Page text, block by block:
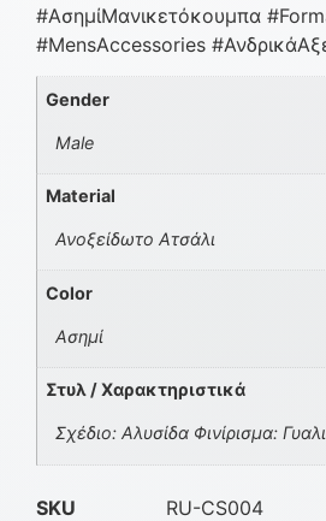
#ΑσημίΜανικετόκουμπα
#MensAccessories
Gender
Male
Material
Ανοξείδωτο Ατσάλι
Color
Ασημί
Στυλ / Χαρακτηριστικά
Σχέδιο: Αλυσίδα Φινίρισμα:
SKU
RU-CS004